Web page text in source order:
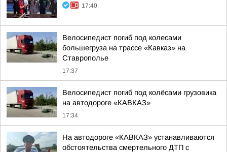
17:40
Велосипедист погиб под колесами
большегруза на трассе «Кавказ» на
Ставрополье
17:37
Велосипедист погиб под колёсами грузовика
на автодороге «КАВКАЗ»
17:34
На автодороге «КАВКАЗ» устанавливаются
обстоятельства смертельного ДТП с